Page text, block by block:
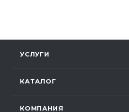
УСЛУГИ
КАТАЛОГ
КОМПАНИЯ